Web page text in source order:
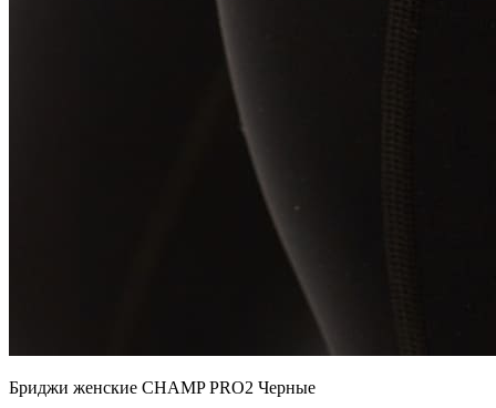
Бриджи женские CHAMP PRO2 Черные